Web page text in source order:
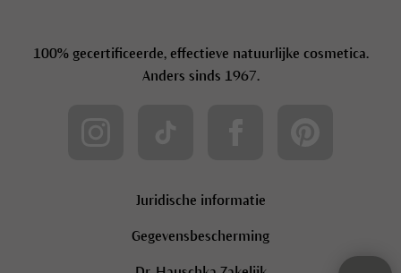
100% gecertificeerde, effectieve natuurlijke cosmetica.
Anders sinds 1967.
Juridische informatie
Gegevensbescherming